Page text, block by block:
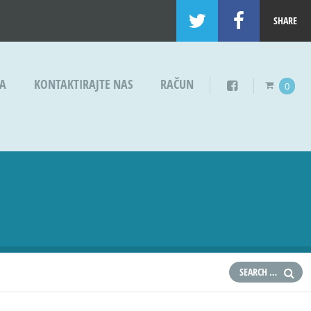
SHARE
KONTAKTIRAJTE NAS RAČUN 0